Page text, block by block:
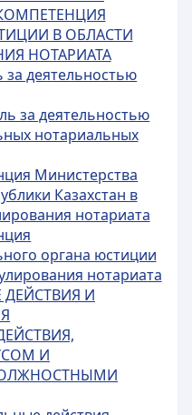
В ОБЛАСТИ
НОТАРИАТА
за деятельностью
за деятельностью
нотариальных
Министерства
Казахстан в
нотариата
органа юстиции
нотариата
ДЕЙСТВИЯ И
И